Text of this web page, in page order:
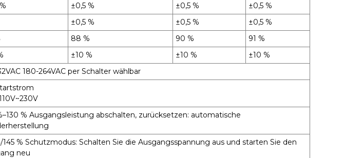
±0,5 % ±0,5 %
±0,5 %
±0,5 % ±0,5 %
±0,5 %
88 % 90 %
91 %
±10 % ±10 %
±10 %
180-264VAC per Schalter wählbar
% Ausgangsleistung abschalten, zurücksetzen: automatische
145 % Schutzmodus: Schalten Sie die Ausgangsspannung aus und starten Sie den
neu